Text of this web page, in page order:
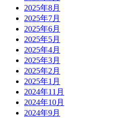
2025年8月
2025年7月
2025年6月
2025年5月
2025年4月
2025年3月
2025年2月
2025年1月
2024年11月
2024年10月
2024年9月